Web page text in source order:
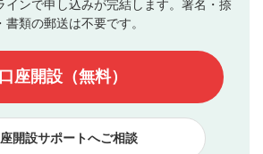
トは当社にて審査のうえ、掲載となり
までに日数がかかる場合や掲載されない
せん。各動画コンテンツへの掲載をもっ
いたします。ご了承ください。
すると判断された投稿内容は、掲載を
ございます。
テンツとは無関係の内容の投稿
インで申し込みが完結します。署名・捺
書類の郵送は不要です。
口座開設（無料）
開設サポートへご相談